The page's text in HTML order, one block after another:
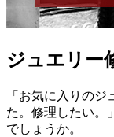
ジュエリー
「お気に入りの
た。修理したい。
でしょうか。